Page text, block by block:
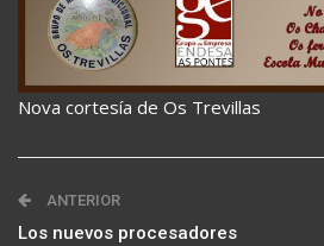
Nova cortesía de Os Trevillas
ANTERIOR
Los nuevos procesadores